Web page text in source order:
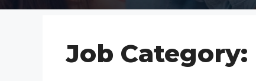
Job Category: